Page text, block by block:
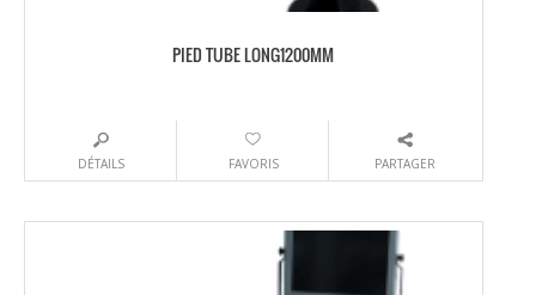
PIED TUBE LONG1200MM
DÉTAILS FAVORIS PARTAGER